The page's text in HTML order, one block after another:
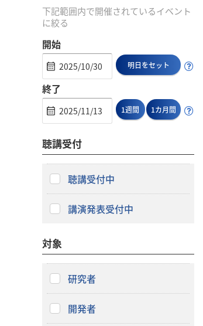
下記範囲内で開催されているイベント
に絞る
開始
明日をセット
終了
1週間 1カ月間
聴講受付
聴講受付中
講演発表受付中
対象
研究者
開発者